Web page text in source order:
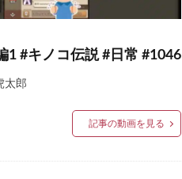
1 #キノコ伝説 #日常 #1046
太郎
記事の動画を見る